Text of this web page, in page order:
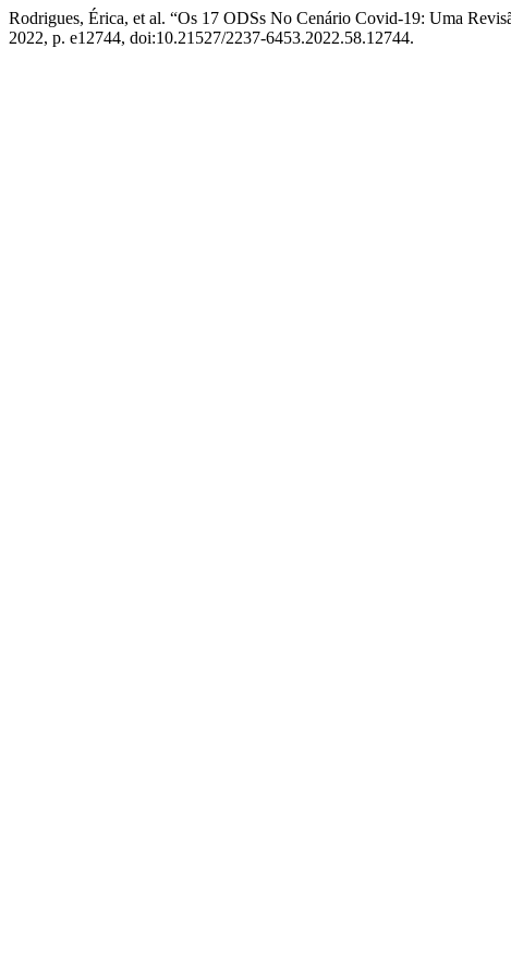
Rodrigues, Érica, et al. “Os 17 ODSs No Cenário Covid-19: Uma
2022, p. e12744, doi:10.21527/2237-6453.2022.58.12744.